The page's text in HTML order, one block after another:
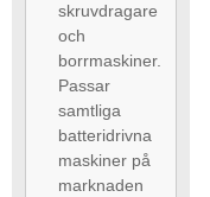
skruvdragare
och
borrmaskiner.
Passar
samtliga
batteridrivna
maskiner på
marknaden